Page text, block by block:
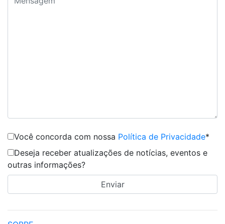
Você concorda com nossa Política de Privacidade*
Deseja receber atualizações de notícias, eventos e
outras informações?